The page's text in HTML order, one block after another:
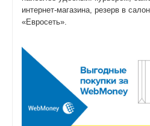
интернет-магазина, резерв в
«Евросеть».